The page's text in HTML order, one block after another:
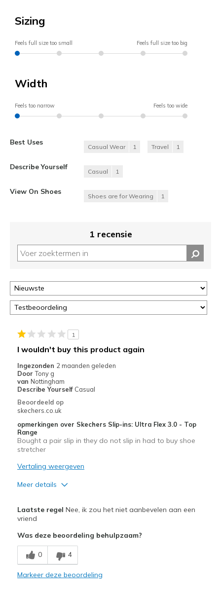
Sizing
Feels full size too small Feels full size too big
Width
Feels too narrow Feels too wide
Best Uses
Casual Wear 1 Travel 1
Describe Yourself
Casual 1
View On Shoes
Shoes are for Wearing 1
1 recensie
1
I wouldn't buy this product again
Ingezonden 2 maanden geleden
Door Tony g
van Nottingham
Describe Yourself Casual
Beoordeeld op
skechers.co.uk
opmerkingen over Skechers Slip-ins: Ultra Flex 3.0 - Top
Range
Bought a pair slip in they do not slip in had to buy shoe
stretcher
Vertaling weergeven
Meer details
Attractive Design
Breathe Well
Minpunten
Need Break In
Laatste regel Nee, ik zou het niet aanbevelen aan een
vriend
Was deze beoordeling behulpzaam?
0 4
Markeer deze beoordeling